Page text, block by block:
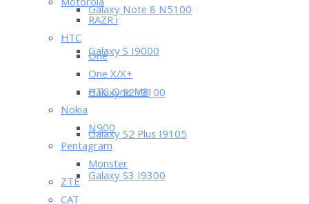
Galaxy Note 8 N5100
Galaxy S I9000
Galaxy S2 I9100
Galaxy S2 Plus I9105
Galaxy S3 I9300
RAZR i
HTC
One
One X/X+
HTC One M8
Nokia
N900
Pentagram
Monster
ZTE